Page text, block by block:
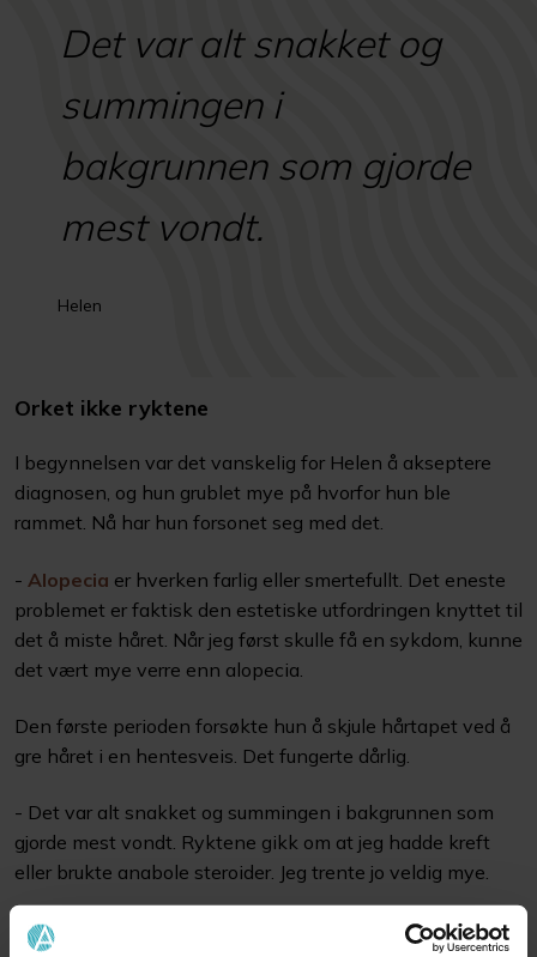
Helen
Det var alt snakket og
summingen i
bakgrunnen som gjorde
mest vondt.
Orket ikke ryktene
I begynnelsen var det vanskelig for Helen å akseptere
diagnosen, og hun grublet mye på hvorfor hun ble
rammet. Nå har hun forsonet seg med det.
- Alopecia er hverken farlig eller smertefullt. Det eneste
problemet er faktisk den estetiske utfordringen knyttet til
det å miste håret. Når jeg først skulle få en sykdom, kunne
det vært mye verre enn alopecia.
Den første perioden forsøkte hun å skjule hårtapet ved å
gre håret i en hentesveis. Det fungerte dårlig.
- Det var alt snakket og summingen i bakgrunnen som
gjorde mest vondt. Ryktene gikk om at jeg hadde kreft
eller brukte anabole steroider. Jeg trente jo veldig mye.
Det tok en stund før Helen tok beslutningen om å skaffe